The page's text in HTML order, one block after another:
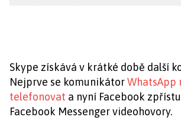
Skype získává v krátké době další
Nejprve se komunikátorWhatsApp
telefonovat a nyní Facebook
Facebook Messenger videohovory.